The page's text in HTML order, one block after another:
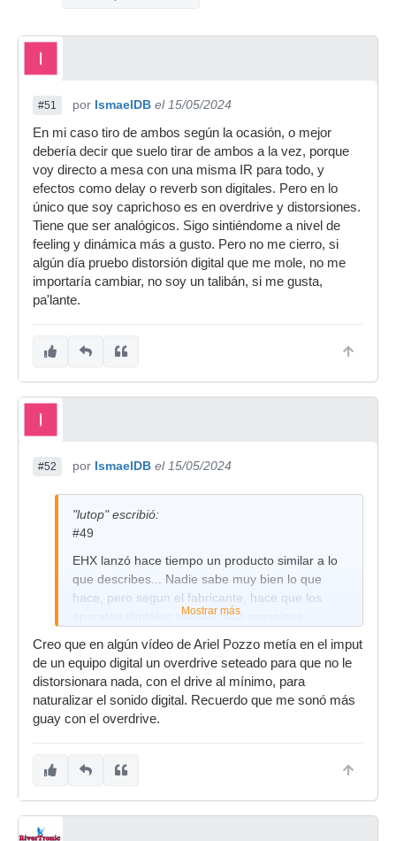
#51 por IsmaelDB el 15/05/2024
En mi caso tiro de ambos según la ocasión, o mejor
debería decir que suelo tirar de ambos a la vez, porque
voy directo a mesa con una misma IR para todo, y
efectos como delay o reverb son digitales. Pero en lo
único que soy caprichoso es en overdrive y distorsiones.
Tiene que ser analógicos. Sigo sintiéndome a nivel de
feeling y dinámica más a gusto. Pero no me cierro, si
algún día pruebo distorsión digital que me mole, no me
importaría cambiar, no soy un talibán, si me gusta,
pa'lante.
#52 por IsmaelDB el 15/05/2024
"lutop" escribió:
#49
EHX lanzó hace tiempo un producto similar a lo
que describes... Nadie sabe muy bien lo que
hace, pero segun el fabricante, hace que los
aparatos digitales suenen mas organicos.
Mostrar más
Creo que en algún vídeo de Ariel Pozzo metía en el imput
de un equipo digital un overdrive seteado para que no le
distorsionara nada, con el drive al mínimo, para
naturalizar el sonido digital. Recuerdo que me sonó más
guay con el overdrive.